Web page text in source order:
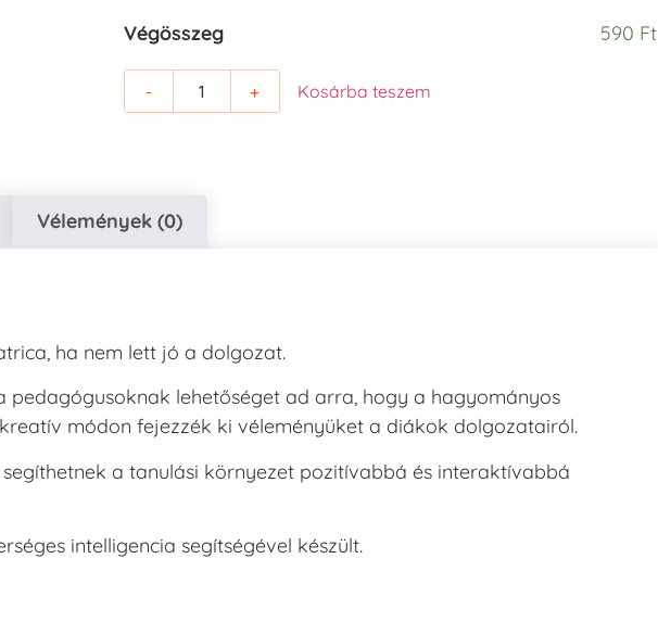
Végösszeg 590 Ft
- + Kosárba teszem
Vélemények (0)
ha nem lett jó a dolgozat.
pedagógusoknak lehetőséget ad arra, hogy a hagyományos
módon fejezzék ki véleményüket a diákok dolgozatairól.
a tanulási környezet pozitívabbá és interaktívabbá
intelligencia segítségével készült.